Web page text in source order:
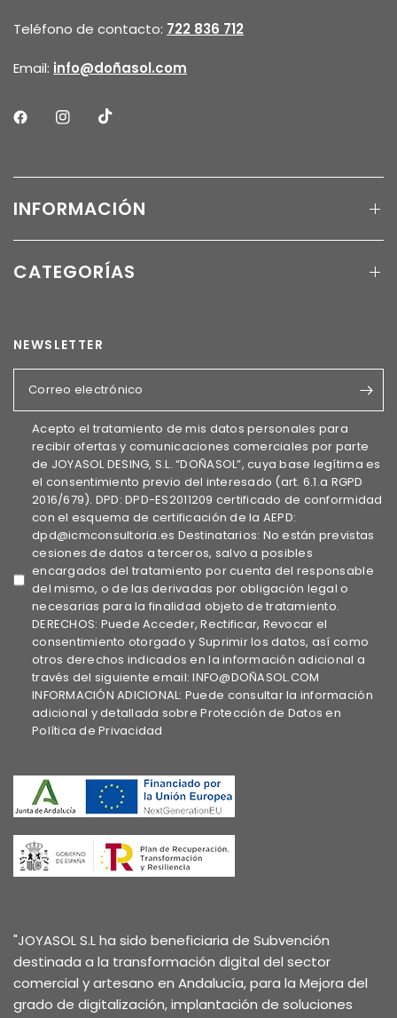
Teléfono de contacto: 722 836 712
Email: info@doñasol.com
INFORMACIÓN
CATEGORÍAS
NEWSLETTER
Correo electrónico
Acepto el tratamiento de mis datos personales para
recibir ofertas y comunicaciones comerciales por parte
de JOYASOL DESING, S.L. “DOÑASOL”, cuya base legítima es
el consentimiento previo del interesado (art. 6.1.a RGPD
2016/679). DPD: DPD-ES2011209 certificado de conformidad
con el esquema de certificación de la AEPD:
dpd@icmconsultoria.es Destinatarios: No están previstas
cesiones de datos a terceros, salvo a posibles
encargados del tratamiento por cuenta del responsable
del mismo, o de las derivadas por obligación legal o
necesarias para la finalidad objeto de tratamiento.
DERECHOS: Puede Acceder, Rectificar, Revocar el
consentimiento otorgado y Suprimir los datos, así como
otros derechos indicados en la información adicional a
través del siguiente email: INFO@DOÑASOL.COM
INFORMACIÓN ADICIONAL: Puede consultar la información
adicional y detallada sobre Protección de Datos en
Política de Privacidad
"JOYASOL S.L ha sido beneficiaria de Subvención
destinada a la transformación digital del sector
comercial y artesano en Andalucía, para la Mejora del
grado de digitalización, implantación de soluciones